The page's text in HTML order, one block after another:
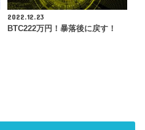
2022.12.23
BTC222万円！暴落後に戻す！